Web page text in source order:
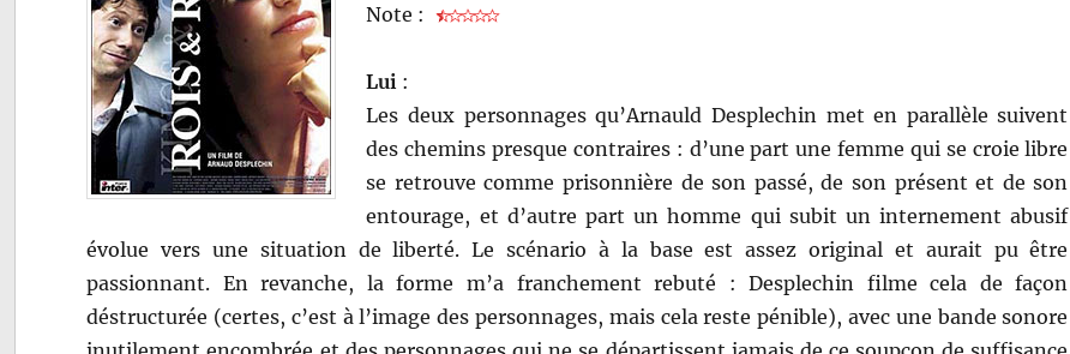
Note :
Lui :
Les deux personnages qu’Arnauld Desplechin met en parallèle suivent
des chemins presque contraires : d’une part une femme qui se croie libre
se retrouve comme prisonnière de son passé, de son présent et de son
entourage, et d’autre part un homme qui subit un internement abusif
évolue vers une situation de liberté. Le scénario à la base est assez original et aurait pu être
passionnant. En revanche, la forme m’a franchement rebuté : Desplechin filme cela de façon
déstructurée (certes, c’est à l’image des personnages, mais cela reste pénible), avec une bande sonore